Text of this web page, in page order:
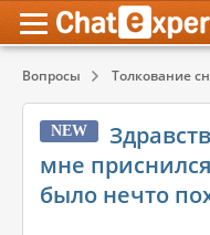
Вопросы Толкование
NEW
мне
было нечто
Психология
Эзотерика
Красота,
Психология
Эзотерика
Красота,
Обратная связь
Служба поддержки
Правила сервиса